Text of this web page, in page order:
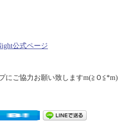
公式ページ
にご協力お願い致しますm(≧Ｏ≦*m)